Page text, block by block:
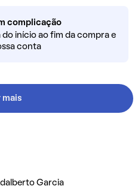
complicação
início ao fim da compra e
conta
mais
Garcia